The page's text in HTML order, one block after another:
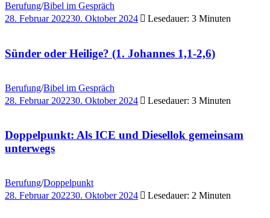
Berufung/Bibel im Gespräch
28. Februar 202230. Oktober 2024 Lesedauer: 3 Minuten
Sünder oder Heilige? (1. Johannes 1,1-2,6)
Berufung/Bibel im Gespräch
28. Februar 202230. Oktober 2024 Lesedauer: 3 Minuten
Doppelpunkt: Als ICE und Diesellok gemeinsam
unterwegs
Berufung/Doppelpunkt
28. Februar 202230. Oktober 2024 Lesedauer: 2 Minuten